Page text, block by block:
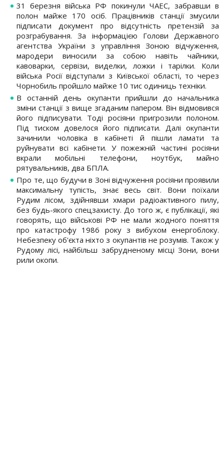
31 березня війська РФ покинули ЧАЕС, забравши в
полон майже 170 осіб. Працівників станції змусили
підписати документ про відсутність претензій за
розграбування. За інформацією Голови Державного
агентства України з управління Зоною відчуження,
мародери виносили за собою навіть чайники,
кавоварки, сервізи, виделки, ложки і тарілки. Коли
війська Росії відступали з Київської області, то через
Чорнобиль пройшло майже 10 тис одиниць техніки.
В останній день окупанти прийшли до начальника
зміни станції з вище згаданим папером. Він відмовився
його підписувати. Тоді росіяни пригрозили полоном.
Під тиском довелося його підписати. Далі окупанти
зачинили чоловіка в кабінеті й пішли ламати та
руйнувати всі кабінети. У пожежній частині росіяни
вкрали мобільні телефони, ноутбук, майно
рятувальників, два БПЛА.
Про те, що будучи в Зоні відчуження росіяни проявили
максимальну тупість, знає весь світ. Вони поїхали
Рудим лісом, здійнявши хмари радіоактивного пилу,
без будь-якого спецзахисту. До того ж, є публікації, які
говорять, що військові РФ не мали жодного поняття
про катастрофу 1986 року з вибухом енергоблоку.
Небезпеку об'єкта ніхто з окупантів не розумів. Також у
Рудому лісі, найбільш забрудненому місці Зони, вони
рили окопи.